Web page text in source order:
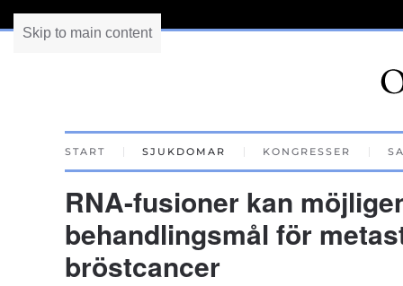
Skip to main content
START SJUKDOMAR KONGRESSER
RNA-fusioner kan
behandlingsmål för
bröstcancer